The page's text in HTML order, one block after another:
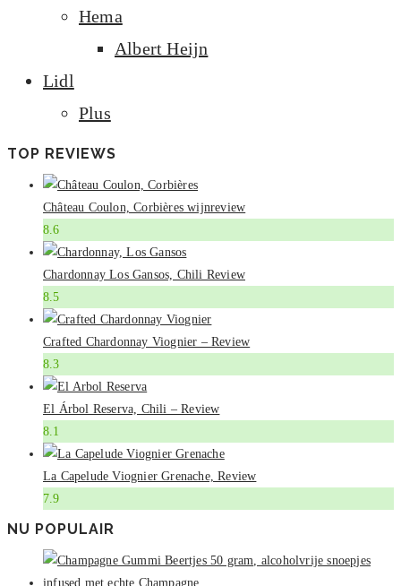
Hema
Albert Heijn
Lidl
Plus
TOP REVIEWS
Château Coulon, Corbières wijnreview
8.6
Chardonnay Los Gansos, Chili Review
8.5
Crafted Chardonnay Viognier – Review
8.3
El Árbol Reserva, Chili – Review
8.1
La Capelude Viognier Grenache, Review
7.9
NU POPULAIR